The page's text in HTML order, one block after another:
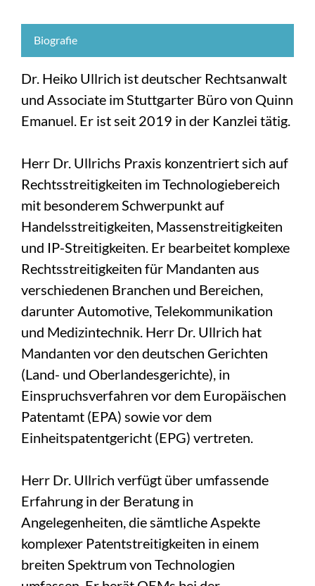
Biografie
Dr. Heiko Ullrich ist deutscher Rechtsanwalt
und Associate im Stuttgarter Büro von Quinn
Emanuel. Er ist seit 2019 in der Kanzlei tätig.
Herr Dr. Ullrichs Praxis konzentriert sich auf
Rechtsstreitigkeiten im Technologiebereich
mit besonderem Schwerpunkt auf
Handelsstreitigkeiten, Massenstreitigkeiten
und IP-Streitigkeiten. Er bearbeitet komplexe
Rechtsstreitigkeiten für Mandanten aus
verschiedenen Branchen und Bereichen,
darunter Automotive, Telekommunikation
und Medizintechnik. Herr Dr. Ullrich hat
Mandanten vor den deutschen Gerichten
(Land- und Oberlandesgerichte), in
Einspruchsverfahren vor dem Europäischen
Patentamt (EPA) sowie vor dem
Einheitspatentgericht (EPG) vertreten.
Herr Dr. Ullrich verfügt über umfassende
Erfahrung in der Beratung in
Angelegenheiten, die sämtliche Aspekte
komplexer Patentstreitigkeiten in einem
breiten Spektrum von Technologien